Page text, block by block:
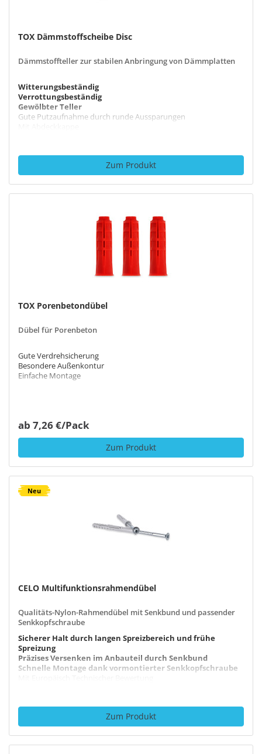
4 Produkte
Gipskartonplatte
Naturstein
3 Produkte
TOX Dämmstoffscheibe Disc
Dämmstoffteller zur stabilen Anbringung von Dämmplatten
Witterungsbeständig
Verrottungsbeständig
Gewölbter Teller
Gute Putzaufnahme durch runde Aussparungen
Zum Produkt
TOX Porenbetondübel
Dübel für Porenbeton
Gute Verdrehsicherung
Besondere Außenkontur
Einfache Montage
ab 7,26 €/Pack
Zum Produkt
Neu
CELO Multifunktionsrahmendübel
Qualitäts-Nylon-Rahmendübel mit Senkbund und passender
Senkkopfschraube
Sicherer Halt durch langen Spreizbereich und frühe
Spreizung
Präzises Versenken im Anbauteil durch Senkbund
Schnelle Montage dank vormontierter Senkkopfschraube
Zum Produkt